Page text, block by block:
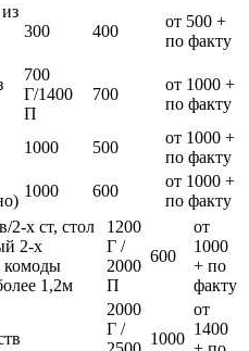
300 400
от 500 +
по факту
700
Г/1400
П
700
от 1000 +
по факту
1000 500
от 1000 +
по факту
1000 600
от 1000 +
по факту
2-х ст, стол
2-х
комоды
1,2м
1200
Г /
2000
П
600
от
1000
+ по
факту
2000
Г /
1000
от
1400